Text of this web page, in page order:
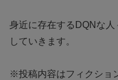
身近に存在するDQNな
していきます。
※投稿内容はフィクショ